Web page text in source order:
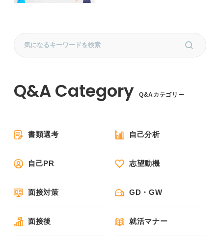
Q&Aカテゴリー
書類選考 自己分析
自己PR 志望動機
面接対策 GD・GW
面接後 就活マナー